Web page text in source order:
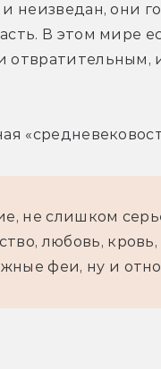
неизведан, они
В этом мире
отвратительным,
не слишком
любовь,
феи, ну и